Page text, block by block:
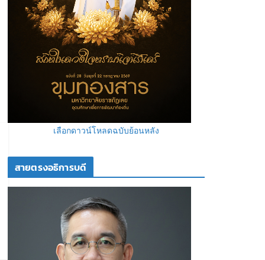
เลือกดาวน์โหลดฉบับย้อนหลัง
สายตรงอธิการบดี